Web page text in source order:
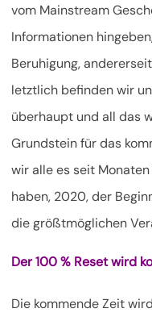
vom Mainstream
Informationen
Beruhigung,
letztlich befinden wir
überhaupt und all das
Grundstein für das
wir alle es seit
haben, 2020, der
die größtmöglichen
Der 100 % Reset wird
Die kommende Zeit